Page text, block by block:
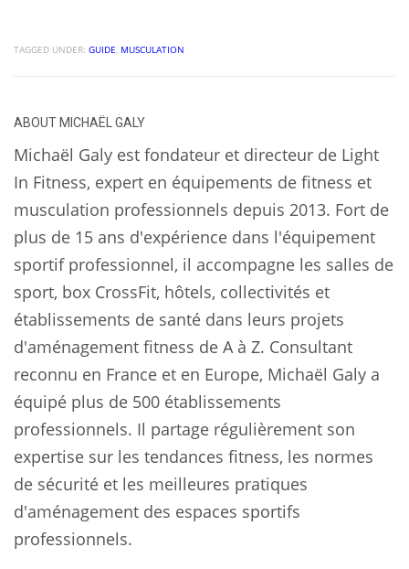
TAGGED UNDER: GUIDE, MUSCULATION
ABOUT MICHAËL GALY
Michaël Galy est fondateur et directeur de Light
In Fitness, expert en équipements de fitness et
musculation professionnels depuis 2013. Fort de
plus de 15 ans d'expérience dans l'équipement
sportif professionnel, il accompagne les salles de
sport, box CrossFit, hôtels, collectivités et
établissements de santé dans leurs projets
d'aménagement fitness de A à Z. Consultant
reconnu en France et en Europe, Michaël Galy a
équipé plus de 500 établissements
professionnels. Il partage régulièrement son
expertise sur les tendances fitness, les normes
de sécurité et les meilleures pratiques
d'aménagement des espaces sportifs
professionnels.